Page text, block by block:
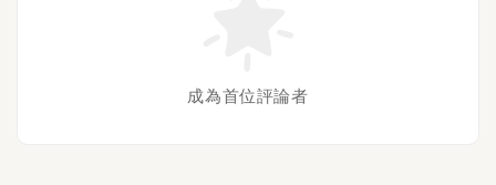
成為首位評論者